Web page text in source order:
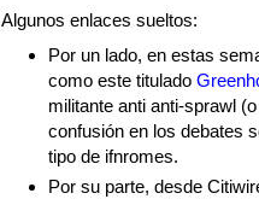
Algunos enlaces sueltos:
Por un lado, en estas
como este titulado
militante anti anti-sprawl
confusión en los debates
tipo de ifnromes.
Por su parte, desde